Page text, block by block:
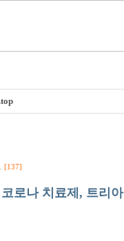
[137]
로나 치료제, 트리